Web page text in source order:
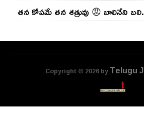
తన కోపమే తన శత్రువు 😡 బాలినేని
Copyright © 2026 byTelugu